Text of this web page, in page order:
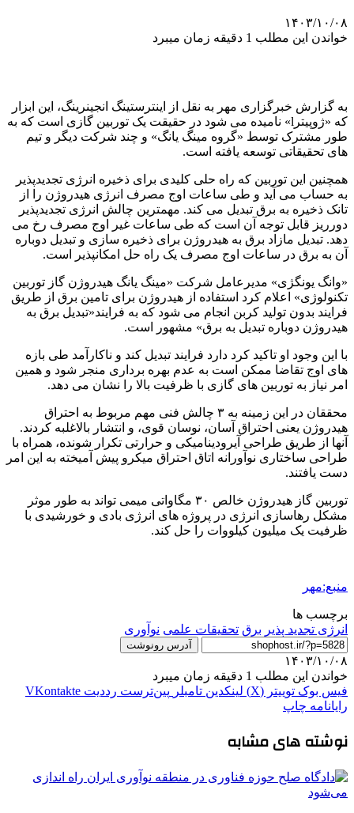
۱۴۰۳/۱۰/۰۸
خواندن این مطلب 1 دقیقه زمان میبرد
به گزارش خبرگزاری مهر به نقل از اینترستینگ انجینرینگ، این ابزار
که «ژوپیترl» نامیده می شود در حقیقت یک توربین گازی است که به
طور مشترک توسط «گروه مینگ یانگ» و چند شرکت دیگر و تیم
های تحقیقاتی توسعه یافته است.
همچنین این توربین که راه حلی کلیدی برای ذخیره انرژی تجدیدپذیر
به حساب می آید و طی ساعات اوج مصرف انرژی هیدروژن را از
تانک ذخیره به برق تبدیل می کند. مهمترین چالش انرژی تجدیدپذیر
دورریز قابل توجه آن است که طی ساعات غیر اوج مصرف رخ می
دهد. تبدیل مازاد برق به هیدروژن برای ذخیره سازی و تبدیل دوباره
آن به برق در ساعات اوج مصرف یک راه حل امکانپذیر است.
«وانگ یونگژی» مدیرعامل شرکت «مینگ یانگ هیدروژن گاز توربین
تکنولوژی» اعلام کرد استفاده از هیدروژن برای تامین برق از طریق
فرایند بدون تولید کربن انجام می شود که به فرایند«تبدیل برق به
هیدروژن دوباره تبدیل به برق» مشهور است.
با این وجود او تاکید کرد دارد فرایند تبدیل کند و ناکارآمد طی بازه
های اوج تقاضا ممکن است به عدم بهره برداری منجر شود و همین
امر نیاز به توربین های گازی با ظرفیت بالا را نشان می دهد.
محققان در این زمینه به ۳ چالش فنی مهم مربوط به احتراق
هیدروژن یعنی احتراق آسان، نوسان قوی، و انتشار بالاغلبه کردند.
آنها از طریق طراحی آیرودینامیکی و حرارتی تکرار شونده، همراه با
طراحی ساختاری نوآورانه اتاق احتراق میکرو پیش آمیخته به این امر
دست یافتند.
توربین گاز هیدروژن خالص ۳۰ مگاواتی میمی تواند به طور موثر
مشکل رهاسازی انرژی در پروژه های انرژی بادی و خورشیدی با
ظرفیت یک میلیون کیلووات را حل کند.
منبع:مهر
برچسب ها
انرژی تجدید پذیر برق تحقیقات علمی نوآوری
آدرس رونوشت
۱۴۰۳/۱۰/۰۸
خواندن این مطلب 1 دقیقه زمان میبرد
فیس بوک توییتر (X) لینکدین ‫تامبلر ‫پین‌ترست ‫رددیت ‫VKontakte
رایانامه چاپ
نوشته های مشابه